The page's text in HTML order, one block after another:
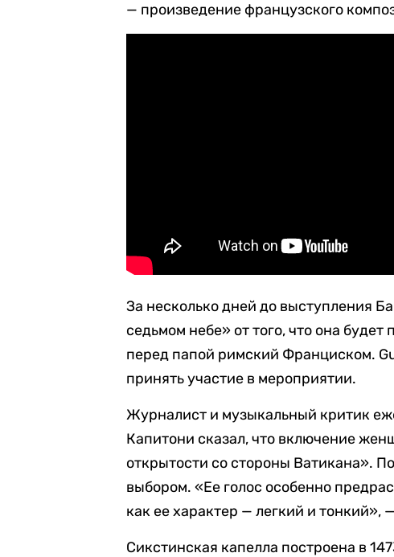
— произведение французского
За несколько дней до выступления
седьмом небе» от того, что она
перед папой римский Франциском.
принять участие в мероприятии.
Журналист и музыкальный критик
Капитони сказал, что включение
открытости со стороны Ватикана».
выбором. «Ее голос особенно
как ее характер — легкий и тонкий»,
Сикстинская капелла построена в